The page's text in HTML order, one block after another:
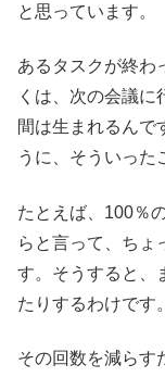
と思っています。
あるタスクが終わ
くは、次の会議
間は生まれるんで
うに、そういった
たとえば、100％
らと言って、ちょ
す。そうすると、
たりするわけです。
その回数を減らす